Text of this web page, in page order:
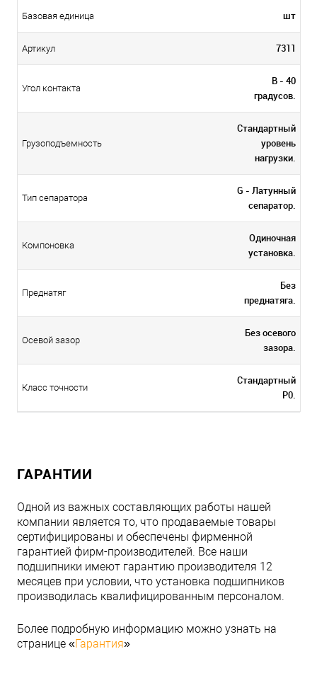
Базовая единица шт
Артикул 7311
Угол контакта
B - 40
градусов.
Грузоподъемность
Стандартный
уровень
нагрузки.
Тип сепаратора
G - Латунный
сепаратор.
Компоновка
Одиночная
установка.
Преднатяг
Без
преднатяга.
Осевой зазор
Без осевого
зазора.
Класс точности
Стандартный
P0.
ГАРАНТИИ
Одной из важных составляющих работы нашей
компании является то, что продаваемые товары
сертифицированы и обеспечены фирменной
гарантией фирм-производителей. Все наши
подшипники имеют гарантию производителя 12
месяцев при условии, что установка подшипников
производилась квалифицированным персоналом.
Более подробную информацию можно узнать на
странице «Гарантия»